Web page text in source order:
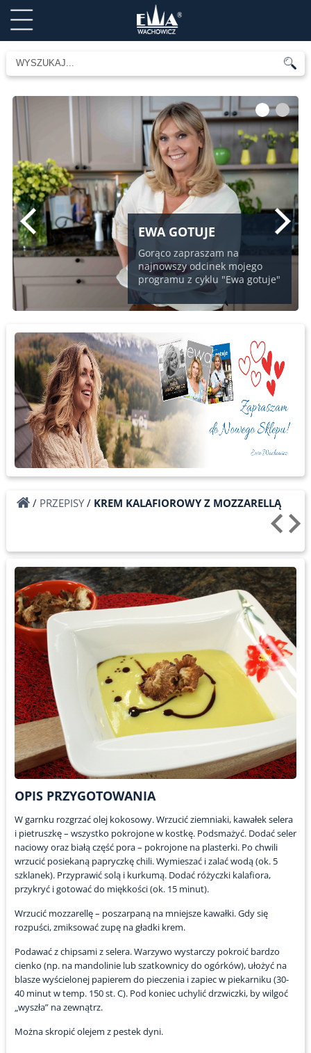
EWA GOTUJE
Gorąco zapraszam na
najnowszy odcinek mojego
programu z cyklu "Ewa gotuje"
1 2
/ PRZEPISY/ KREM KALAFIOROWY Z MOZZARELLĄ
OPIS PRZYGOTOWANIA
W garnku rozgrzać olej kokosowy. Wrzucić ziemniaki, kawałek selera
i pietruszkę – wszystko pokrojone w kostkę. Podsmażyć. Dodać seler
naciowy oraz białą część pora – pokrojone na plasterki. Po chwili
wrzucić posiekaną papryczkę chili. Wymieszać i zalać wodą (ok. 5
szklanek). Przyprawić solą i kurkumą. Dodać różyczki kalafiora,
przykryć i gotować do miękkości (ok. 15 minut).
Wrzucić mozzarellę – poszarpaną na mniejsze kawałki. Gdy się
rozpuści, zmiksować zupę na gładki krem.
Podawać z chipsami z selera. Warzywo wystarczy pokroić bardzo
cienko (np. na mandolinie lub szatkownicy do ogórków), ułożyć na
blasze wyścielonej papierem do pieczenia i zapiec w piekarniku (30-
40 minut w temp. 150 st. C). Pod koniec uchylić drzwiczki, by wilgoć
„wyszła” na zewnątrz.
Można skropić olejem z pestek dyni.